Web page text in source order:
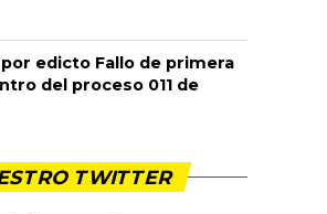
edicto Fallo de primera
del proceso 011 de
TWITTER